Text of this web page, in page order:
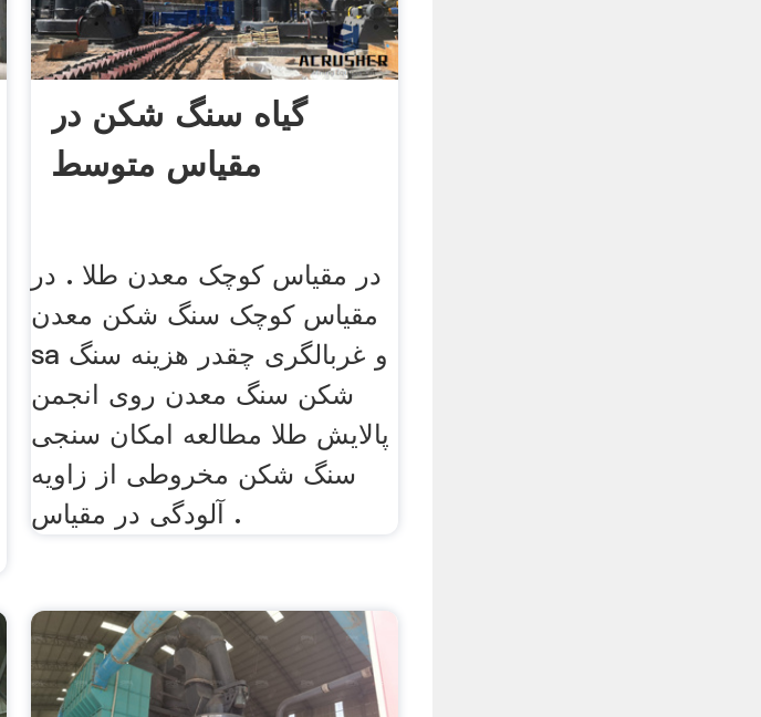
گیاه سنگ شکن در
مقیاس متوسط
در مقیاس کوچک معدن طلا . در
مقیاس کوچک سنگ شکن معدن
sa و غربالگری چقدر هزینه سنگ
شکن سنگ معدن روی انجمن
پالایش طلا مطالعه امکان سنجی
سنگ شکن مخروطی از زاویه
آلودگی در مقیاس .